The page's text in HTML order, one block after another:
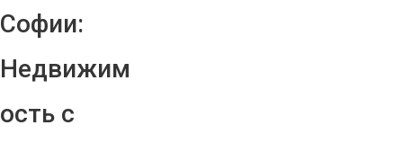
Софии:
Недвижим
ость с